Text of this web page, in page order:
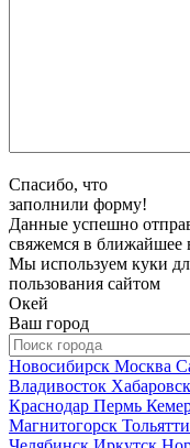
Спасибо, что
заполнили форму!
Данные успешно
свяжемся в ближайшее
Мы используем куки
пользования сайтом
Окей
Ваш город
Новосибирск Москва
Владивосток Хабаровск
Краснодар Пермь
Магнитогорск Тольятти